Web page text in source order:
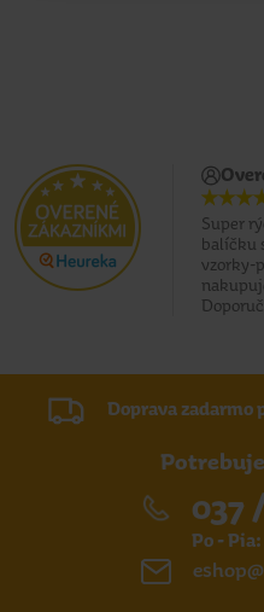
Super
balíčku
vzorky-
Doprava zadarmo
037
Po -